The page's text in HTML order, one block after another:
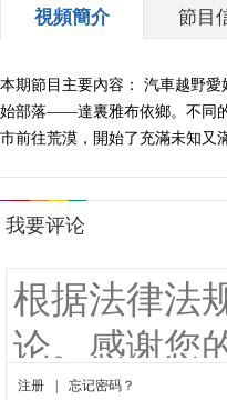
視頻簡介 節目
本期節目主要內容： 汽車越野
始部落——達裏雅布依鄉。不同
市前往荒漠，開始了充滿未知又